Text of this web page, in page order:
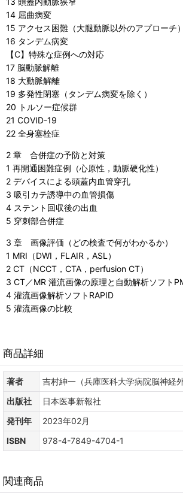
14 屈曲病変
15 アクセス困難（大腿動脈以外のアプローチ）
16 タンデム病変
【C】特殊な症例への対応
17 脳動脈解離
18 大動脈解離
19 多発性閉塞（タンデム病変を除く）
20 トルソー症候群
21 COVID-19
22 全身塞栓症
2 章 合併症の予防と対策
1 再開通困難症例（心原性，動脈硬化性）
2 デバイスによる頭蓋内血管穿孔
3 吸引カテ誘導中の血管損傷
4 ステント回収後の出血
5 穿刺部合併症
3 章 画像評価（どの検査で何がわかるか）
1 MRI（DWI，FLAIR，ASL）
2 CT（NCCT，CTA，perfusion CT）
3 CT／MR 灌流画像の原理と自動解析ソフト
4 灌流画像解析ソフトRAPID
5 灌流画像の比較
商品詳細
著者
吉村紳一（兵庫医科大学病院脳神経
出版社
日本医事新報社
発刊年
2023年02月
ISBN
978-4-7849-4704-1
関連商品